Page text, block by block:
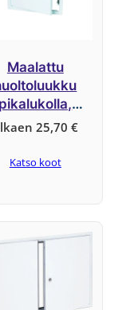
Maalattu
pikalukolla,
B2
25,70€
Katso koot